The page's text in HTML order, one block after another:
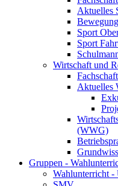
Aktuelles
Sport
Sport
Wirtschaft und
Aktuelles
(WWG)
Gruppen -
Wahlunterricht -